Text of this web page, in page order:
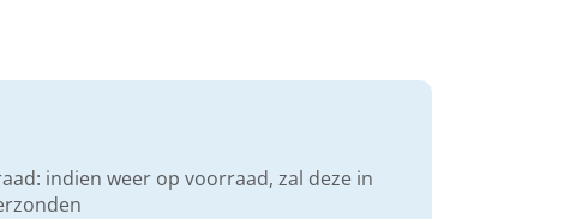
indien weer op voorraad, zal deze in